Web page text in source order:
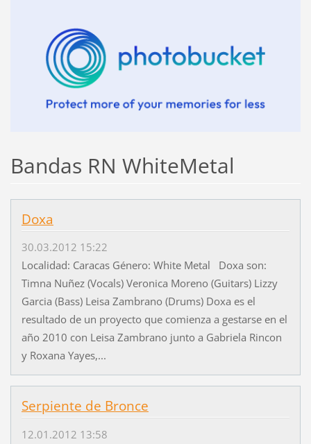
Bandas RN WhiteMetal
Doxa
30.03.2012 15:22
Localidad: Caracas Género: White Metal Doxa son:
Timna Nuñez (Vocals) Veronica Moreno (Guitars) Lizzy
Garcia (Bass) Leisa Zambrano (Drums) Doxa es el
resultado de un proyecto que comienza a gestarse en el
año 2010 con Leisa Zambrano junto a Gabriela Rincon
y Roxana Yayes,...
Serpiente de Bronce
12.01.2012 13:58